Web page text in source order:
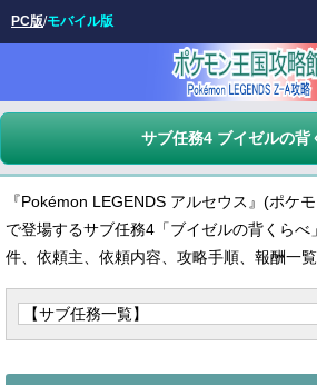
サブ任務4 ブイゼルの背
『Pokémon LEGENDS アルセウス』(ポケ
で登場するサブ任務4「ブイゼルの背くらべ
件、依頼主、依頼内容、攻略手順、報酬一覧
PC版/モバイル版